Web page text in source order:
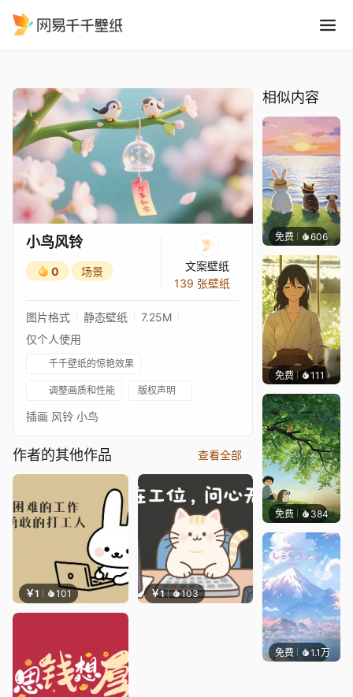
小鸟风铃
0 场景
文案壁纸
139 张壁纸
图片格式 静态壁纸
7.25M
仅个人使用
千千壁纸的惊艳效果
调整画质和性能 版权声明
插画 风铃 小鸟
作者的其他作品 查看全部
￥1 101 ￥1 103
相似内容
免费 606渔小小
免费 111
免费 384渔小小
免费 1.1万